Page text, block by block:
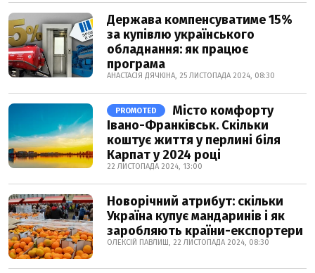
Держава компенсуватиме 15%
за купівлю українського
обладнання: як працює
програма
АНАСТАСІЯ ДЯЧКІНА, 25 ЛИСТОПАДА 2024, 08:30
PROMOTED
Місто комфорту
Івано-Франківськ. Скільки
коштує життя у перлині біля
Карпат у 2024 році
22 ЛИСТОПАДА 2024, 13:00
Новорічний атрибут: скільки
Україна купує мандаринів і як
заробляють країни-експортери
ОЛЕКСІЙ ПАВЛИШ, 22 ЛИСТОПАДА 2024, 08:30